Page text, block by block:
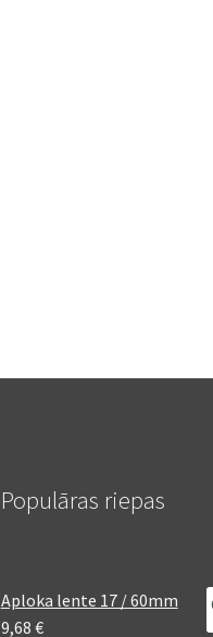
Populāras riepas
Aploka lente 17 / 60mm
9,68 €